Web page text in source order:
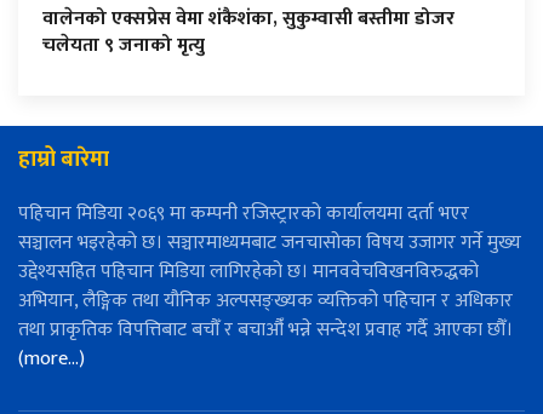
वालेनको एक्सप्रेस वेमा शंकैशंका, सुकुम्वासी बस्तीमा डोजर
चलेयता ९ जनाको मृत्यु
हाम्रो बारेमा
पहिचान मिडिया २०६९ मा कम्पनी रजिस्ट्रारको कार्यालयमा दर्ता भएर
सञ्चालन भइरहेको छ। सञ्चारमाध्यमबाट जनचासोका विषय उजागर गर्ने मुख्य
उद्देश्यसहित पहिचान मिडिया लागिरहेको छ। मानववेचविखनविरुद्धको
अभियान, लैङ्गिक तथा यौनिक अल्पसङ्ख्यक व्यक्तिको पहिचान र अधिकार
तथा प्राकृतिक विपत्तिबाट बचौँ र बचाऔँ भन्ने सन्देश प्रवाह गर्दै आएका छौँ।
(more…)